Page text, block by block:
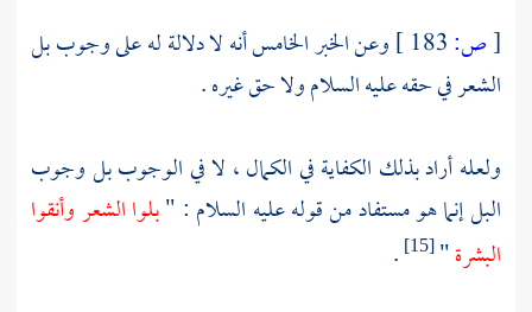
[ص:
وعن الخبر الخامس أنه لا دلالة له على وجوب بل
الشعر في حقه عليه السلام ولا حق غيره .
ولعله أراد بذلك الكفاية في الكمال ، لا في الوجوب بل وجوب
البل إنما هو مستفاد من قوله عليه السلام : "بلوا الشعر وأنقوا
البشرة"
[15]
.